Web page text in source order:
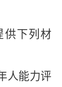
供下列材
人能力评